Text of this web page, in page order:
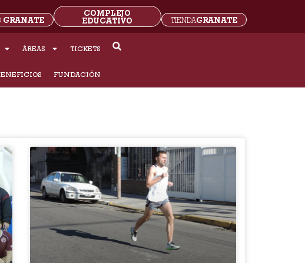
TIENDAGRANATE
COMPLEJO
EDUCATIVO
GRANATE
ÁREAS TICKETS
FUNDACIÓN